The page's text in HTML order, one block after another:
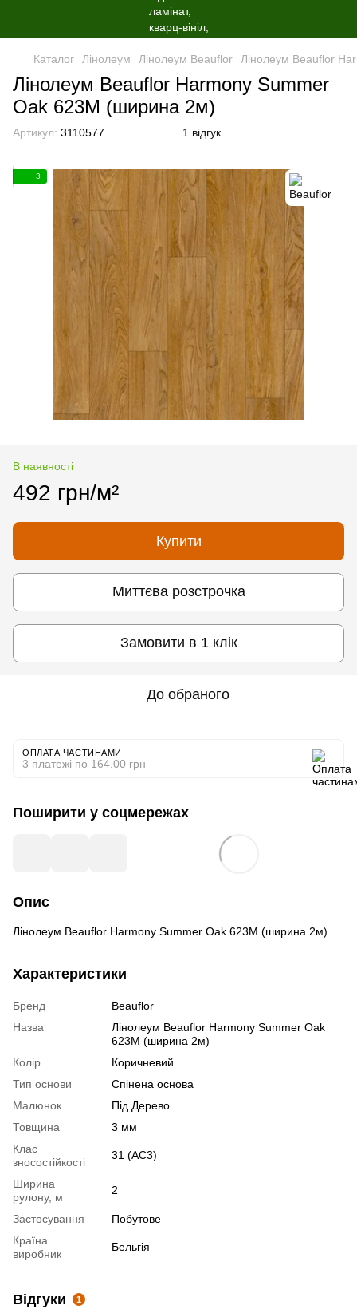
Каталог Лінолеум Лінолеум Beauflor Лінолеум Beauflor
Лінолеум Beauflor Harmony Summer
Oak 623M (ширина 2м)
Артикул: 3110577 1 відгук
3
В наявності
492 грн/м²
Купити
Миттєва розстрочка
Замовити в 1 клік
До обраного
ОПЛАТА ЧАСТИНАМИ
3 платежі по 164.00 грн
Поширити у соцмережах
Опис
Лінолеум Beauflor Harmony Summer Oak 623M (ширина 2м)
Характеристики
Бренд
Beauflor
Назва
Лінолеум Beauflor Harmony Summer Oak
623M (ширина 2м)
Колір
Коричневий
Тип основи
Спінена основа
Малюнок
Під Дерево
Товщина
3 мм
Клас
зносостійкості
31 (АС3)
Ширина
рулону, м
2
Застосування
Побутове
Країна
виробник
Бельгія
Відгуки 1